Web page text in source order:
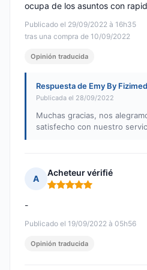
Publicado el 29/09/2022 à 16h35
tras una compra de 10/09/2022
ocupa de los asuntos con
Opinión traducida
Respuesta de Emy By Fizimed
Publicada el 28/09/2022
Muchas gracias, nos
satisfecho con nuestro
A
Acheteur vérifié
Nota: 5 de 5
Publicado el 19/09/2022 à 05h56
-
Opinión traducida